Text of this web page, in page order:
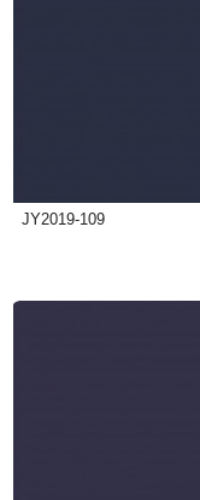
JY2019-109